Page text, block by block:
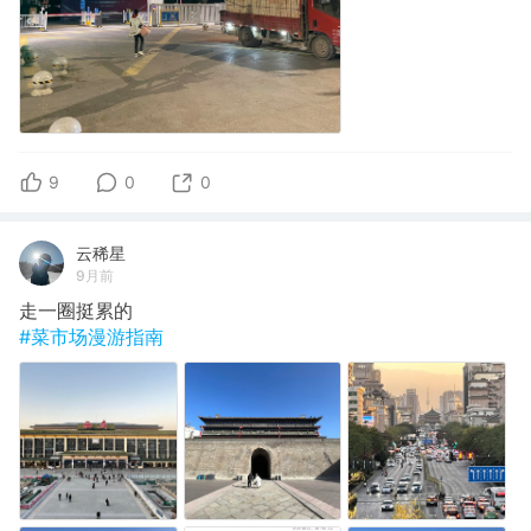
9 0 0
云稀星
9月前
走一圈挺累的
#菜市场漫游指南